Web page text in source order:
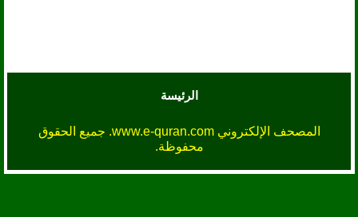
الرئيسة
المصحف الإلكتروني www.e-quran.com. جميع الحقوق
محفوظة.